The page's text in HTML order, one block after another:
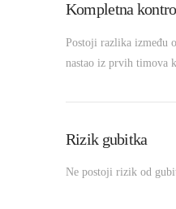
Kompletna
Postoji razlika između
nastao iz prvih timova
Rizik gubitka
Ne postoji rizik od